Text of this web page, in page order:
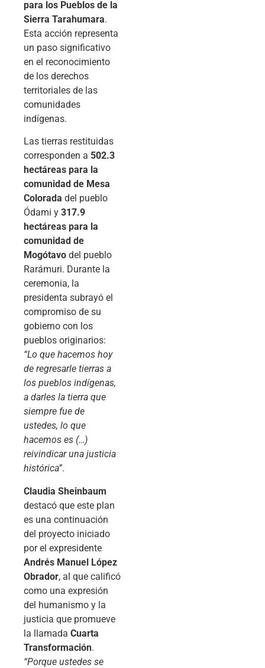
para los Pueblos de la
Sierra Tarahumara.
Esta acción representa
un paso significativo
en el reconocimiento
de los derechos
territoriales de las
comunidades
indígenas.
Las tierras restituidas
corresponden a 502.3
hectáreas para la
comunidad de Mesa
Colorada del pueblo
Ódami y 317.9
hectáreas para la
comunidad de
Mogótavo del pueblo
Rarámuri. Durante la
ceremonia, la
presidenta subrayó el
compromiso de su
gobierno con los
pueblos originarios:
“Lo que hacemos hoy
de regresarle tierras a
los pueblos indígenas,
a darles la tierra que
siempre fue de
ustedes, lo que
hacemos es (…)
reivindicar una justicia
histórica”.
Claudia Sheinbaum
destacó que este plan
es una continuación
del proyecto iniciado
por el expresidente
Andrés Manuel López
Obrador, al que calificó
como una expresión
del humanismo y la
justicia que promueve
la llamada Cuarta
Transformación.
“Porque ustedes se